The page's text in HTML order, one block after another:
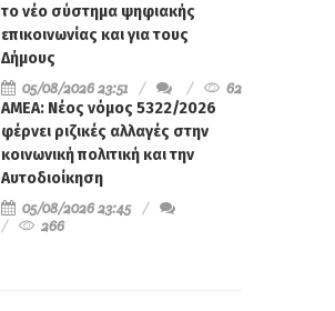
το νέο σύστημα ψηφιακής
επικοινωνίας και για τους
Δήμους
05/08/2026 23:51
62
ΑΜΕΑ: Νέος νόμος 5322/2026
φέρνει ριζικές αλλαγές στην
κοινωνική πολιτική και την
Αυτοδιοίκηση
05/08/2026 23:45
266